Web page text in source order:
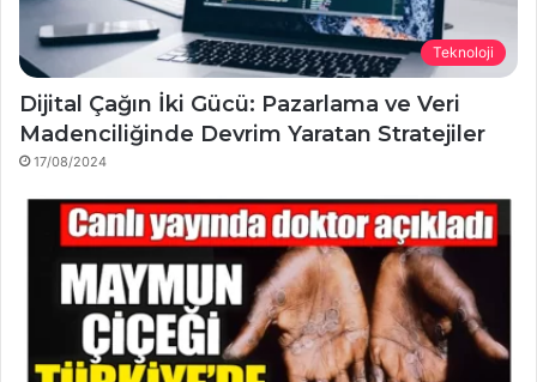
Teknoloji
Dijital Çağın İki Gücü: Pazarlama ve Veri
Madenciliğinde Devrim Yaratan Stratejiler
17/08/2024